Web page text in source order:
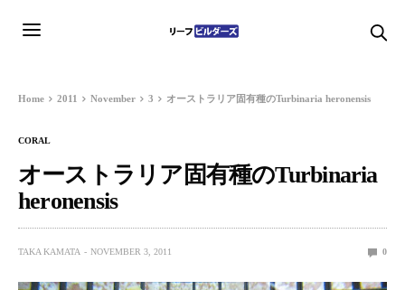
Home 2011 November 3 オーストラリア固有種のTurbinaria heronensis
CORAL
オーストラリア固有種のTurbinaria
heronensis
TAKA KAMATA NOVEMBER 3, 2011 0